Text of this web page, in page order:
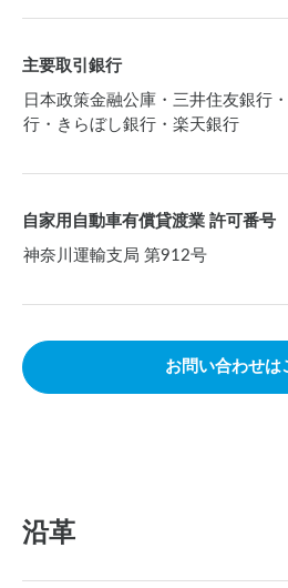
主要取引銀行
日本政策金融公庫・三井住友銀行
行・きらぼし銀行・楽天銀行
自家用自動車有償貸渡業 許可番号
神奈川運輸支局 第912号
お問い合わせは
沿革